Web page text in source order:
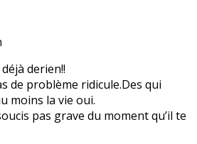
derien!!
de problème ridicule.Des qui
moins la vie oui.
pas grave du moment qu’il te